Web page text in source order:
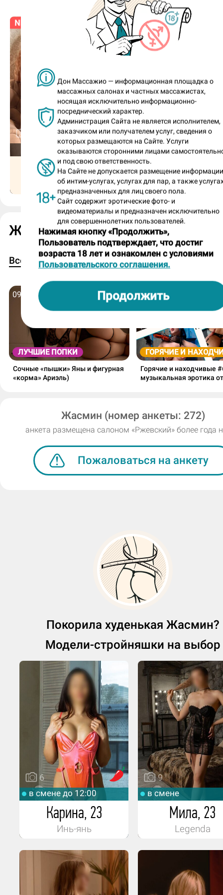
Дон Массажио — информационная площадка о
массажных салонах и частных массажистах,
носящая исключительно информационно-
посреднический характер.
Администрация Сайта не является исполнителем,
заказчиком или получателем услуг, сведения о
которых размещаются на Сайте. Услуги
оказываются сторонними лицами
и под свою ответственность.
На Сайте не допускается размещение информации
об интим-услугах, услугах для пар, а также
предназначенных для лиц своего пола.
Сайт содержит эротические фото- и
видеоматериалы и предназначен исключительно
для совершеннолетних пользователей.
Нажимая кнопку «Продолжить»,
Пользователь подтверждает, что достиг
возраста 18 лет и ознакомлен с условиями
Пользовательского соглашения.
Продолжить
расположить к себе?
Быть щедрым.
Прикосновения к каким местам на
тебе приятны?
Ножки, грудь.
Во время сеанса ты любишь
гостем или предпочитаешь тишину?
Общение.
Пришел гость на базовую часовую
программу. Посоветуй ему твой
доп к стандарту?
Пип-шоу, фут-эстетика.
Нравятся ли тебе необычные просьбы
гостей, нестандартные имитации или
техники
массажа, какие-то ролевые темы,
не противоречат правилам? Или ты
любишь следовать стандартным
сценариям программ?
Да, конечно я "за".
Небольшой блиц. Я буду называть два
1) Откровенные прикосновения или
Откровенные.
Любишь ли ты танцевать? И ходишь
Любишь ли ты в жизни туфли на
часто ли в них ходишь?
Да, часто.
Какие подарки от гостей тебе
получать или хотела бы получить?
Цветочки.
Твои любимые цветы?
Розы.
Какое тебе нравится нижнее бельё?
стринги или подвязки, кружевное,
определенный цвет?
Стринги. Белый.
Какое место кажется тебе по-
сегодня (Вс) c 12:00
Аврора, 25
Ржевский
отдыхает
Кристина, 28
Ржевский
6
Жасмин в Журнале ДМ
Все Лучшие попки1Горячие и находчивые1
09 мая 2026
ЛУЧШИЕ ПОПКИ
Сочные «пышки» Яны и фигурная
«корма» Ариэль)
03 декабря 2025
ГОРЯЧИЕ И
Горячие и находчивые
музыкальная эротика
Жасмин (номер анкеты: 272)
анкета размещена салоном «Ржевский» более года
Пожаловаться на анкету
Покорила худенькая Жасмин?
Модели-стройняшки на выбор
в смене до 12:00
Карина, 23
Инь-янь
6
в смене
Мила, 23
Legenda
9